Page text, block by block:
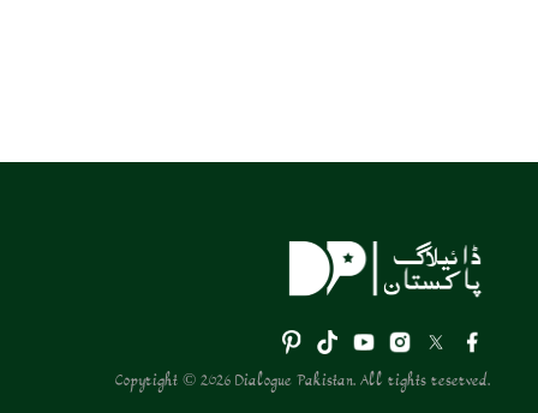
Copyright © 2026 Dialogue Pakistan. All rights reserved.